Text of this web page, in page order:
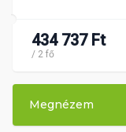
434 737 Ft
/ 2 fő
Megnézem